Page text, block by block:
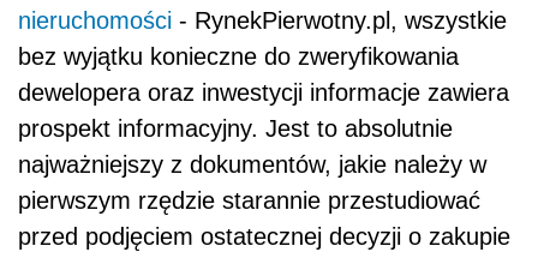
nieruchomości - RynekPierwotny.pl, wszystkie
bez wyjątku konieczne do zweryfikowania
dewelopera oraz inwestycji informacje zawiera
prospekt informacyjny. Jest to absolutnie
najważniejszy z dokumentów, jakie należy w
pierwszym rzędzie starannie przestudiować
przed podjęciem ostatecznej decyzji o zakupie